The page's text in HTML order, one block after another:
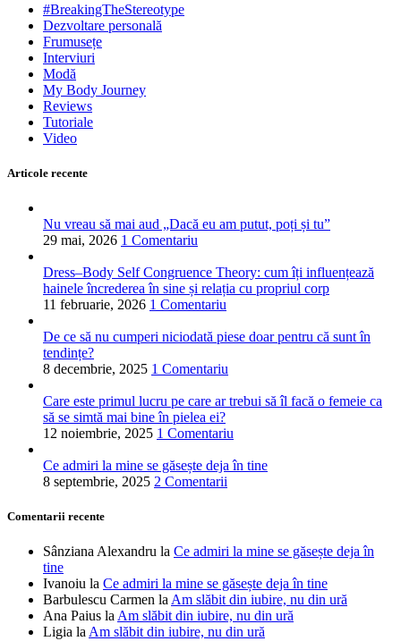
#BreakingTheStereotype
Dezvoltare personală
Frumusețe
Interviuri
Modă
My Body Journey
Reviews
Tutoriale
Video
Articole recente
Nu vreau să mai aud „Dacă eu am putut, poți și tu”
29 mai, 2026 1 Comentariu
Dress–Body Self Congruence Theory: cum îți influențează
hainele încrederea în sine și relația cu propriul corp
11 februarie, 2026 1 Comentariu
De ce să nu cumperi niciodată piese doar pentru că sunt în
tendințe?
8 decembrie, 2025 1 Comentariu
Care este primul lucru pe care ar trebui să îl facă o femeie ca
să se simtă mai bine în pielea ei?
12 noiembrie, 2025 1 Comentariu
Ce admiri la mine se găsește deja în tine
8 septembrie, 2025 2 Comentarii
Comentarii recente
Sânziana Alexandru la Ce admiri la mine se găsește deja în
tine
Ivanoiu la Ce admiri la mine se găsește deja în tine
Barbulescu Carmen la Am slăbit din iubire, nu din ură
Ana Paius la Am slăbit din iubire, nu din ură
Ligia la Am slăbit din iubire, nu din ură